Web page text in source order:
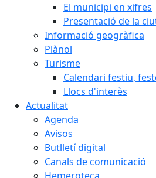
El municipi en xifres
Presentació de la
Informació geogràfica
Plànol
Turisme
Calendari festiu,
Llocs d'interès
Actualitat
Agenda
Avisos
Butlletí digital
Canals de comunicació